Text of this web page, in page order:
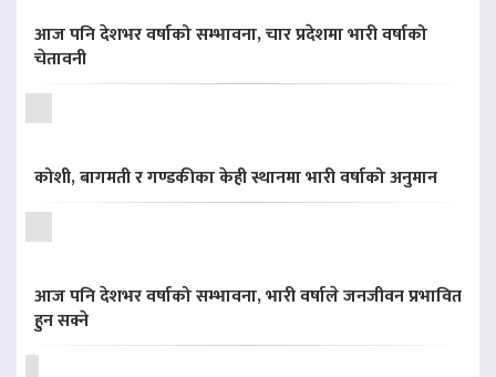
आज पनि देशभर वर्षाको सम्भावना, चार प्रदेशमा भारी वर्षाको
चेतावनी
कोशी, बागमती र गण्डकीका केही स्थानमा भारी वर्षाको अनुमान
आज पनि देशभर वर्षाको सम्भावना, भारी वर्षाले जनजीवन प्रभावित
हुन सक्ने